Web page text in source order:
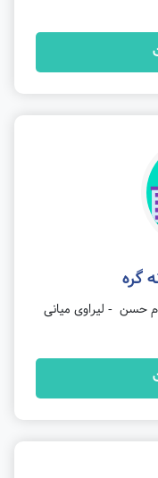
گره
حسن - لیراوی میانی